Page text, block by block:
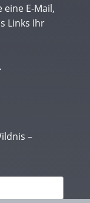
E-Mail,
Links Ihr
–